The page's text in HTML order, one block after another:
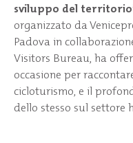
sviluppo del
organizzato da
Padova in
Visitors Bureau, ha
occasione per
cicloturismo, e il
dello stesso sul settore